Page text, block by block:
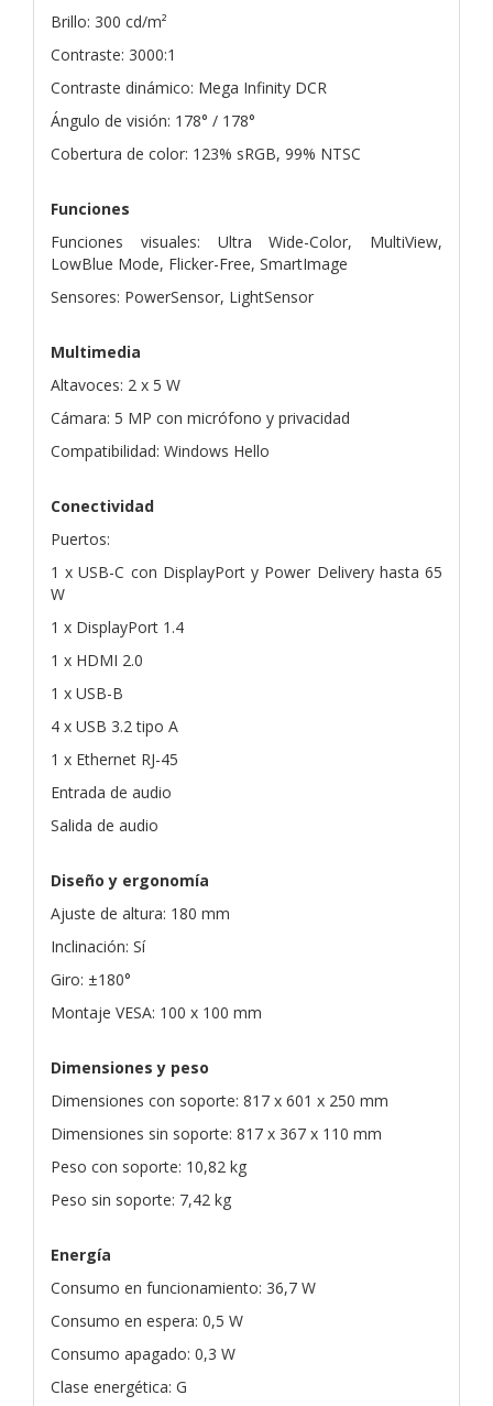
Brillo: 300 cd/m²
Contraste: 3000:1
Contraste dinámico: Mega Infinity DCR
Ángulo de visión: 178° / 178°
Cobertura de color: 123% sRGB, 99% NTSC
Funciones
Funciones visuales: Ultra Wide-Color, MultiView,
LowBlue Mode, Flicker-Free, SmartImage
Sensores: PowerSensor, LightSensor
Multimedia
Altavoces: 2 x 5 W
Cámara: 5 MP con micrófono y privacidad
Compatibilidad: Windows Hello
Conectividad
Puertos:
1 x USB-C con DisplayPort y Power Delivery hasta 65
W
1 x DisplayPort 1.4
1 x HDMI 2.0
1 x USB-B
4 x USB 3.2 tipo A
1 x Ethernet RJ-45
Entrada de audio
Salida de audio
Diseño y ergonomía
Ajuste de altura: 180 mm
Inclinación: Sí
Giro: ±180°
Montaje VESA: 100 x 100 mm
Dimensiones y peso
Dimensiones con soporte: 817 x 601 x 250 mm
Dimensiones sin soporte: 817 x 367 x 110 mm
Peso con soporte: 10,82 kg
Peso sin soporte: 7,42 kg
Energía
Consumo en funcionamiento: 36,7 W
Consumo en espera: 0,5 W
Consumo apagado: 0,3 W
Clase energética: G